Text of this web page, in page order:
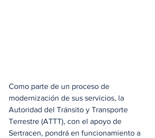
Como parte de un proceso de
modernización de sus servicios, la
Autoridad del Tránsito y Transporte
Terrestre (ATTT), con el apoyo de
Sertracen, pondrá en funcionamiento a